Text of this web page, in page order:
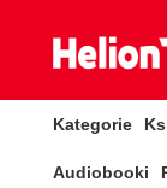
Kategorie
Audiobooki